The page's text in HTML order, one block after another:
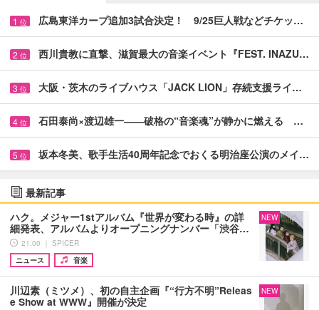
1 位 広島東洋カープ追加3試合決定！ 9/25巨人戦などチケッ…
2 位 西川貴教に直撃、滋賀最大の音楽イベント『FEST. INAZU…
3 位 大阪・茨木のライブハウス「JACK LION」存続支援ライ…
4 位 石田泰尚×渡辺雄一――破格の“音楽魂”が静かに燃える …
5 位 坂本冬美、歌手生活40周年記念でおくる明治座公演のメイ…
最新記事
ハク。メジャー1stアルバム『世界が変わる時』の詳
細発表、アルバムよりオープニングナンバー「渋谷…
21:00 ｜ SPICER
ニュース
音楽
NEW
川辺素（ミツメ）、初の自主企画『“行方不明”Releas
e Show at WWW』開催が決定
NEW